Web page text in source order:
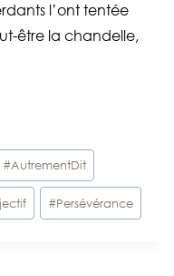
l’ont tentée
être la chandelle,
#AutrementDit
#Persévérance